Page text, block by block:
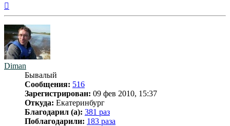
Diman
Бывалый
Сообщения: 516
Зарегистрирован: 09 фев 2010, 15:37
Откуда: Екатеринбург
Благодарил (а): 381 раз
Поблагодарили: 183 раза